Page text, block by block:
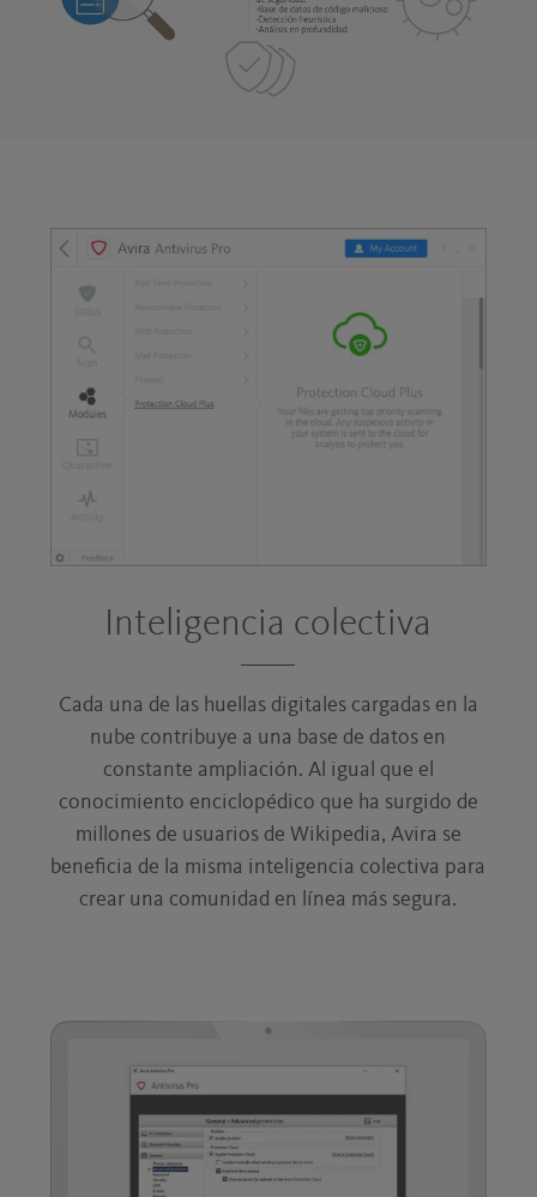
Inteligencia colectiva
Cada una de las huellas digitales cargadas en la
nube contribuye a una base de datos en
constante ampliación. Al igual que el
conocimiento enciclopédico que ha surgido de
millones de usuarios de Wikipedia, Avira se
beneficia de la misma inteligencia colectiva para
crear una comunidad en línea más segura.